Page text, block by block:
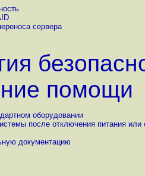
сервера
помощи
оборудовании
после отключения питания или
документацию